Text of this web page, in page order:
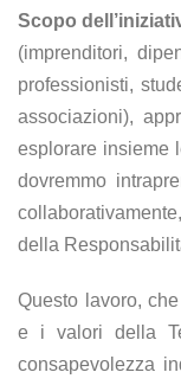
Scopo
(imprenditori,
professionisti,
associazioni),
esplorare insieme
dovremmo
della
Questo lavoro,
e i valori della
consapevolezza